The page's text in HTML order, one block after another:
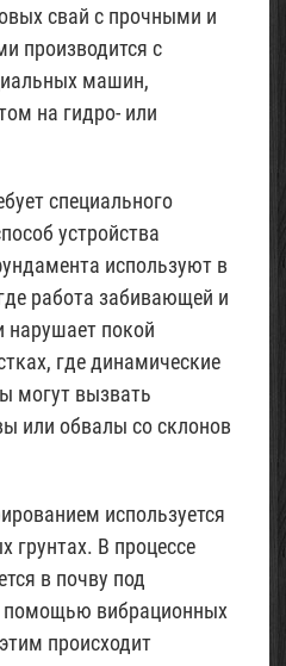
свай с прочными и
производится с
машин,
на гидро- или
специального
устройства
используют в
работа забивающей и
нарушает покой
где динамические
могут вызвать
или обвалы со склонов
используется
грунтах. В процессе
в почву под
помощью вибрационных
происходит